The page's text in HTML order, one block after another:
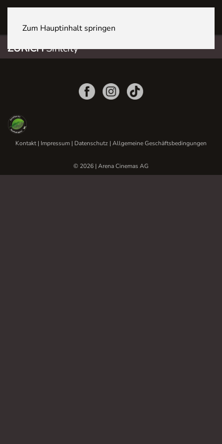
Zum Hauptinhalt springen
ZÜRICHSihlcity
Kontakt| Impressum | Datenschutz | Allgemeine Geschäftsbedingungen
© 2026 | Arena Cinemas AG